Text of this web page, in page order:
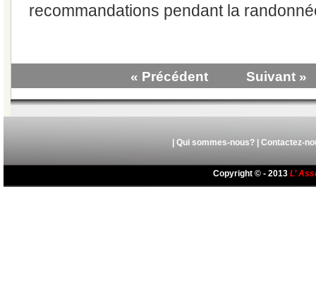
recommandations pendant la
« Précédent Suivant »
Qui sommes-nous?| Contactez-
Copyright © - 2013 L’